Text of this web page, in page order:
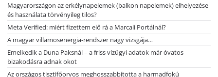
Magyarországon az erkélynapelemek (balkon napelemek) elhelyezése
és használata törvényileg tilos?
Meta Verified: miért fizettem elő rá a Marcali Portálnál?
A magyar villamosenergia-rendszer nagy vizsgája…
Emelkedik a Duna Paksnál – a friss vízügyi adatok már óvatos
bizakodásra adnak okot
Az országos tisztifőorvos meghosszabbította a harmadfokú